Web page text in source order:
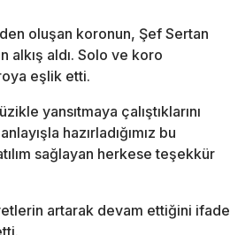
oluşan koronun, Şef Sertan
aldı. Solo ve koro
eşlik etti.
yansıtmaya çalıştıklarını
hazırladığımız bu
sağlayan herkese teşekkür
artarak devam ettiğini ifade